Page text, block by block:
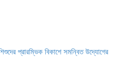
প্রারম্ভিক বিকাশে সমন্বিত উদ্যোগের